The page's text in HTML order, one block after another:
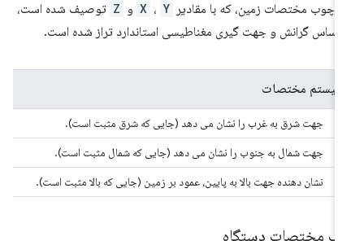
مختصات زمین، که با مقادیر X ، Y و
توصیف شده است،
اساس گرانش و جهت گیری مغناطیسی استاندارد تراز شده است.
سیستم مختصات
جهت شرق به غرب را نشان می دهد (جایی که شرق مثبت است).
جهت شمال به جنوب را نشان می دهد (جایی که شمال مثبت است).
نشان دهنده جهت بالا به پایین، عمود بر زمین (جایی که بالا مثبت است).
مختصات دستگاه